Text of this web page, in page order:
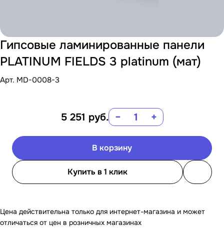
Гипсовые ламинированные панели
PLATINUM FIELDS 3 platinum (мат)
Арт. MD-0008-3
5 251 руб. − +
В корзину
Купить в 1 клик
Цена действительна только для интернет-магазина и может
отличаться от цен в розничных магазинах